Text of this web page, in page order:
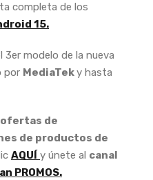
completa de los
15.
3er modelo de la nueva
por MediaTeky hasta
de
de productos de
AQUÍ y únete al canal
PROMOS.